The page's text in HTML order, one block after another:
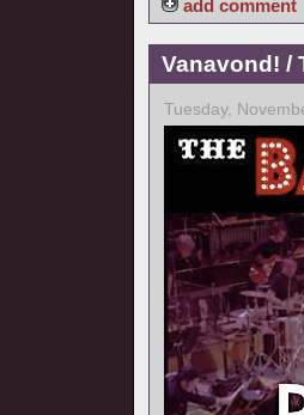
add comment
Vanavond! /
Tuesday,